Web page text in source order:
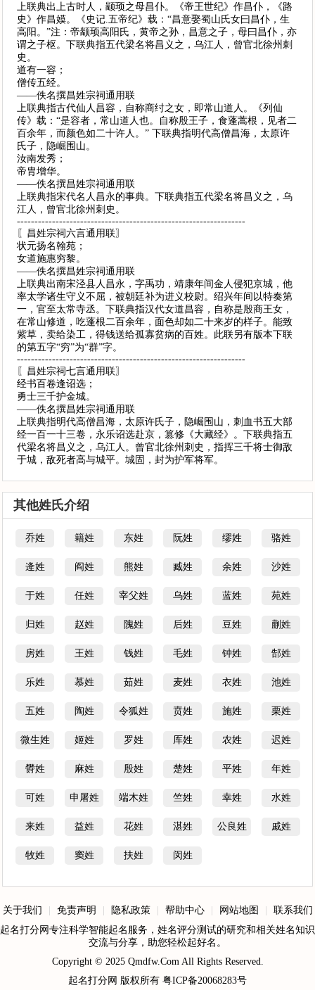
上联典出上古时人，颛顼之母昌仆。《帝王世纪》作昌仆，《路
史》作昌嫫。《史记.五帝纪》载：“昌意娶蜀山氏女曰昌仆，生
高阳。”注：帝颛顼高阳氏，黄帝之孙，昌意之子，母曰昌仆，亦
谓之子枢。下联典指五代梁名将昌义之，乌江人，曾官北徐州刺
史。
道有一容；
僧传五经。
——佚名撰昌姓宗祠通用联
上联典指古代仙人昌容，自称商纣之女，即常山道人。《列仙
传》载：“是容者，常山道人也。自称殷王子，食蓬蒿根，见者二
百余年，而颜色如二十许人。” 下联典指明代高僧昌海，太原许
氏子，隐崛围山。
汝南发秀；
帝胄增华。
——佚名撰昌姓宗祠通用联
上联典指宋代名人昌永的事典。下联典指五代梁名将昌义之，乌
江人，曾官北徐州刺史。
-----------------------------------------------------------------
〖昌姓宗祠六言通用联〗
状元扬名翰苑；
女道施惠穷黎。
——佚名撰昌姓宗祠通用联
上联典出南宋泾县人昌永，字禹功，靖康年间金人侵犯京城，他
率太学诸生守义不屈，被朝廷补为进义校尉。绍兴年间以特奏第
一，官至太常寺丞。下联典指汉代女道昌容，自称是殷商王女，
在常山修道，吃蓬根二百余年，面色却如二十来岁的样子。能致
紫草，卖给染工，得钱送给孤寡贫病的百姓。此联另有版本下联
的第五字“穷”为“群”字。
-----------------------------------------------------------------
〖昌姓宗祠七言通用联〗
经书百卷逢诏选；
勇士三千护金城。
——佚名撰昌姓宗祠通用联
上联典指明代高僧昌海，太原许氏子，隐崛围山，刺血书五大部
经一百一十三卷，永乐诏选赴京，篡修《大藏经》。下联典指五
代梁名将昌义之，乌江人。曾官北徐州刺史，指挥三千将士御敌
于城，敌死者高与城平。城固，封为护军将军。
其他姓氏介绍
乔姓 籍姓 东姓 阮姓 缪姓 骆姓
逄姓 阎姓 熊姓 臧姓 余姓 沙姓
于姓 任姓 宰父姓 乌姓 蓝姓 苑姓
归姓 赵姓 隗姓 后姓 豆姓 蒯姓
房姓 王姓 钱姓 毛姓 钟姓 郜姓
乐姓 慕姓 茹姓 麦姓 衣姓 池姓
五姓 陶姓 令狐姓 贲姓 施姓 栗姓
微生姓 姬姓 罗姓 厍姓 农姓 迟姓
欎姓 麻姓 殷姓 楚姓 平姓 年姓
可姓 申屠姓 端木姓 竺姓 幸姓 水姓
来姓 益姓 花姓 湛姓 公良姓 戚姓
牧姓 窦姓 扶姓 闵姓
关于我们 免责声明 隐私政策 帮助中心 网站地图
联系我们
起名打分网专注科学智能起名服务，姓名评分测试的研究和相关姓名知识
交流与分享，助您轻松起好名。
Copyright © 2025 Qmdfw.ComAll Rights Reserved.
起名打分网 版权所有 粤ICP备20068283号